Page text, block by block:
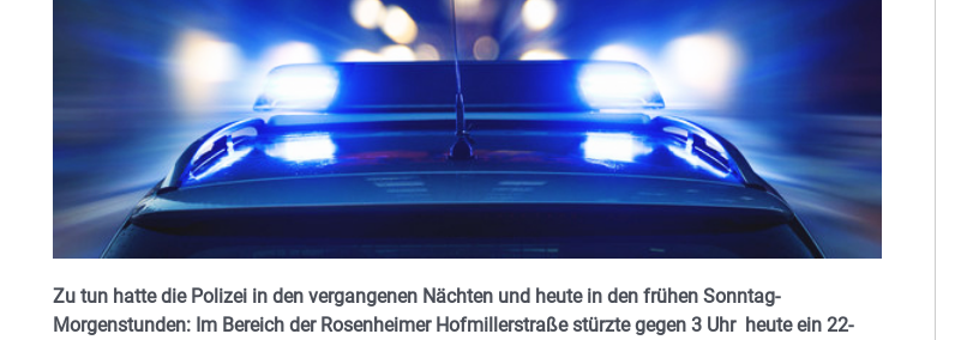
Zu tun hatte die Polizei in den vergangenen Nächten und heute in den frühen Sonntag-
Morgenstunden: Im Bereich der Rosenheimer Hofmillerstraße stürzte gegen 3 Uhr heute ein 22-